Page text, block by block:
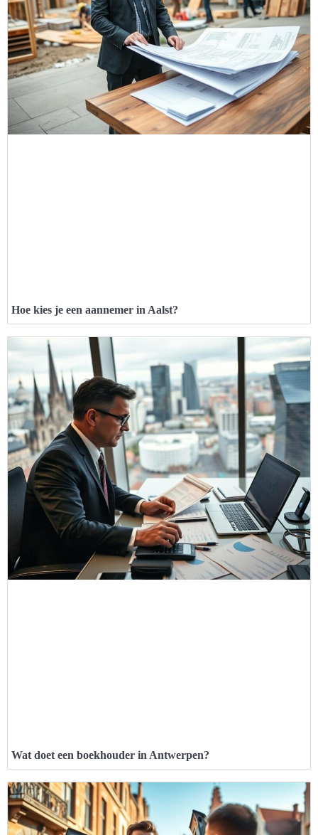
Hoe kies je een aannemer in Aalst?
Wat doet een boekhouder in Antwerpen?